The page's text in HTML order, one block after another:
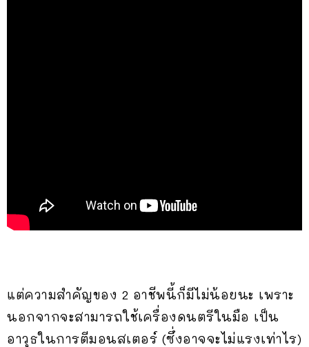
แต่ความสำคัญของ 2 อาชีพนี้ก็มีไม่น้อยนะ เพราะ
นอกจากจะสามารถใช้เครื่องดนตรีในมือ เป็น
อาวุธในการตีมอนสเตอร์ (ซึ่งอาจจะไม่แรงเท่าไร)